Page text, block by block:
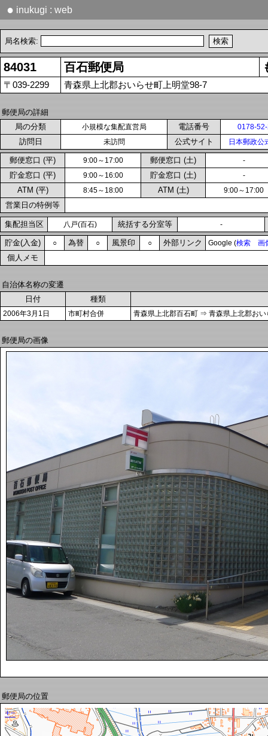
● inukugi : web
局名検索:
84031 百石郵便局
〒039-2299 青森県上北郡おいらせ町上明堂98-7
郵便局の詳細
局の分類
小規模な集配直営局 電話番号 0178-
訪問日 未訪問 公式サイト 日本郵政公
郵便窓口 (平) 9:00～17:00 郵便窓口 (土) -
貯金窓口 (平) 9:00～16:00 貯金窓口 (土) -
ATM (平) 8:45～18:00 ATM (土) 9:00～17:00
営業日の特例等
集配担当区 八戸(百石) 統括する分室等 -
貯金(入金) ○ 為替 ○ 風景印 ○ 外部リンク Google (検索 画
個人メモ
自治体名称の変遷
日付
種類
2006年3月1日 市町村合併 青森県上北郡百石町 ⇒ 青森県上北郡おい
郵便局の画像
郵便局の位置